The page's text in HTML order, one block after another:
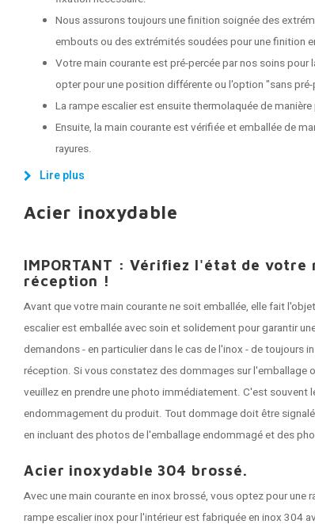
Nous assurons toujours une finition soignée des
embouts ou des extrémités soudées pour une finition
Votre main courante est pré-percée par nos soins
opter pour une position différente ou l'option "sans
La rampe escalier est ensuite thermolaquée de
Ensuite, la main courante est vérifiée et emballée de
rayures.
Lire plus
Acier inoxydable
IMPORTANT : Vérifiez l'état de votre
réception !
Avant que votre main courante ne soit emballée, elle fait
escalier est emballée avec soin et solidement pour garantir
demandons - en particulier dans le cas de l'inox - de toujours
réception. Si vous constatez des dommages sur l'emballage
veuillez en prendre une photo immédiatement. C'est souvent
endommagement du produit. Tout dommage doit être
en incluant des photos de l'emballage endommagé et des
Acier inoxydable 304 brossé.
Avec une main courante en inox brossé, vous optez pour une
rampe escalier inox pour l'intérieur est fabriquée en inox 304